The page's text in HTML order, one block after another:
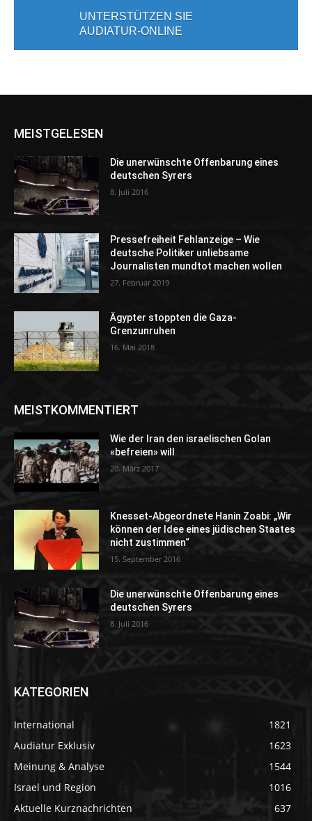
UNTERSTÜTZEN SIE
AUDIATUR-ONLINE
MEISTGELESEN
Die unerwünschte Offenbarung eines
deutschen Syrers
8. Juli 2016
Pressefreiheit Fehlanzeige – Wie
deutsche Politiker unliebsame
Journalisten mundtot machen wollen
27. Februar 2019
Ägypter stoppten die Gaza-
Grenzunruhen
16. Mai 2018
MEISTKOMMENTIERT
Wie der Iran den israelischen Golan
«befreien» will
20. März 2017
Knesset-Abgeordnete Hanin Zoabi: „Wir
können der Idee eines jüdischen Staates
nicht zustimmen“
15. September 2016
Die unerwünschte Offenbarung eines
deutschen Syrers
8. Juli 2016
KATEGORIEN
International
1821
Audiatur Exklusiv
1623
Meinung & Analyse
1544
Israel und Region
1016
Aktuelle Kurznachrichten
637